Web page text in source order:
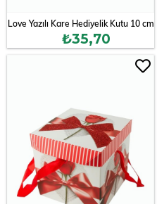
Love Yazılı Kare Hediyelik Kutu 10 cm
₺35,70